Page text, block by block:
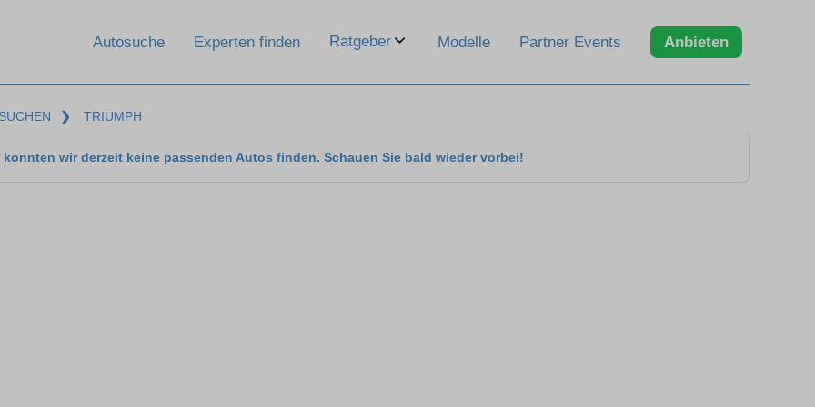
Autosuche Experten finden Ratgeber Modelle Partner Events Anbieten
❯ TRIUMPH
konnten wir derzeit keine passenden Autos finden. Schauen Sie bald wieder vorbei!